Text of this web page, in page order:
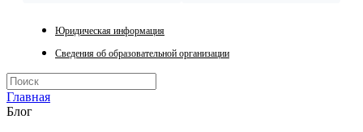
Юридическая информация
Сведения об образовательной организации
Главная
Блог